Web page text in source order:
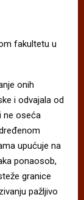
fakultetu u
onih
i odvajala od
ne oseća
upućuje na
ponaosob,
granice
pažljivo